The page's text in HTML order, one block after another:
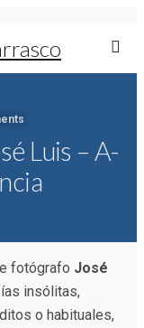
Luis – A-
fotógrafo José
insólitas,
o habituales,